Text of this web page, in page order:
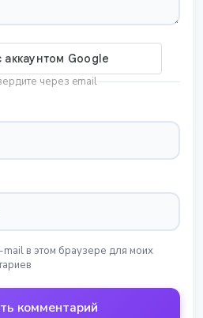
через email
mail в этом браузере для моих
комментарий